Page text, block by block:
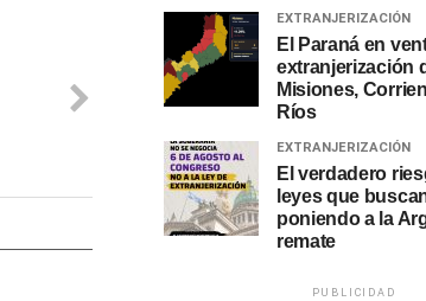
EXTRANJERIZACIÓN
El Paraná en
extranjerización
Misiones,
Ríos
EXTRANJERIZACIÓN
El verdadero
leyes que
poniendo a la
remate
PUBLICIDAD